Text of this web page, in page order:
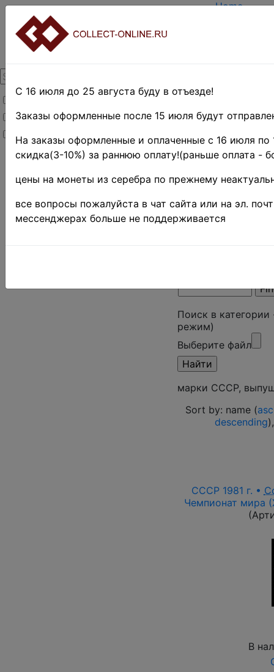
Товары со скидкой
Товары в наличии
Новинки
Home
TERMS
Home»
USSR-
RS
СССР
1961-
Поиск в
режим)
Выберите файл
марки СССР,
Sort by: name (
descending
СССР 1981 г. •
Чемпионат мира
В
С 16 июля до 25 августа буду в отъезде!
Заказы оформленные после 15 июля будут
На заказы оформленные и оплаченные с 16 июля по
скидка(3-10%) за раннюю оплату!(раньше оплата -
цены на монеты из серебра по прежнему
все вопросы пожалуйста в чат сайта или на эл.
мессенджерах больше не поддерживается